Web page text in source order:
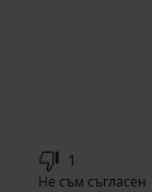
1
Не съм съгласен